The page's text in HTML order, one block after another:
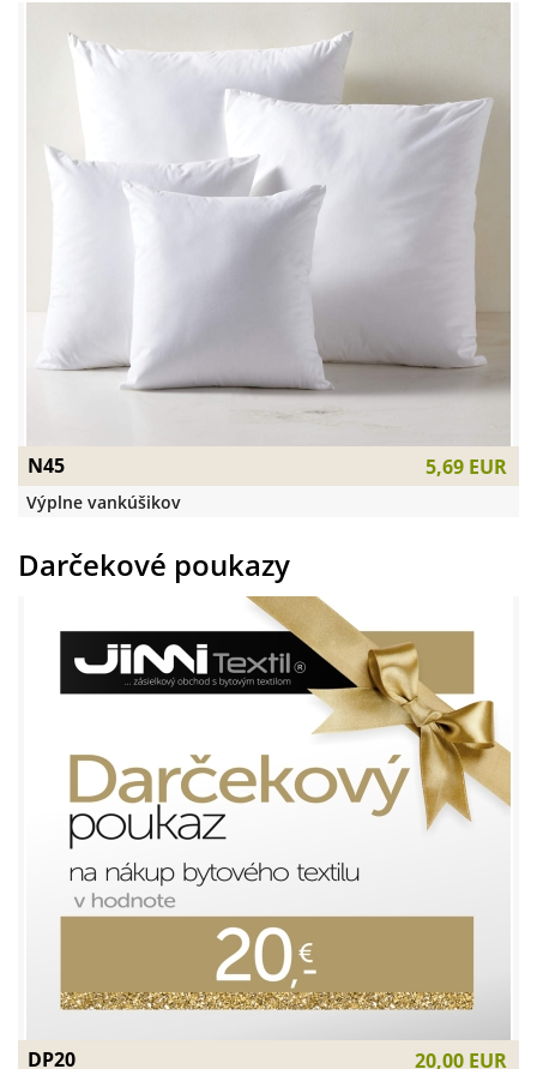
N45 5,69 EUR
Výplne vankúšikov
DP20 20,00 EUR
Darčekové poukazy